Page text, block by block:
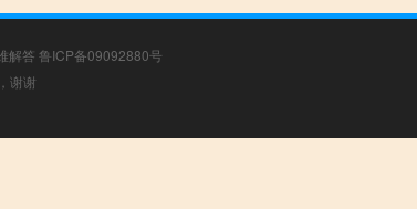
解答 鲁ICP备09092880号
谢谢